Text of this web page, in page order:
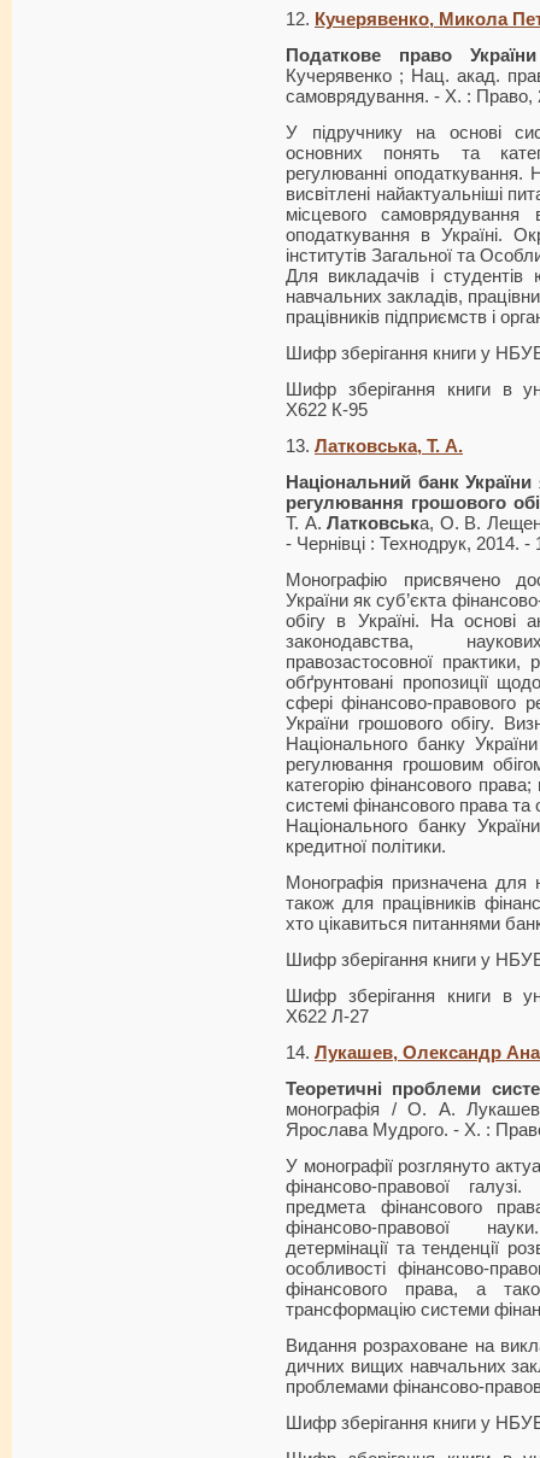
12. Кучерявенко, Микола
Податкове право України
Кучерявенко ; Нац. акад.
самоврядування. - Х. : Право,
У підручнику на основі
основних понять та
регулюванні оподаткування.
висвітлені найактуальніші
місцевого самоврядування
оподат­кування в Україні.
інститутів Загальної та
Для викладачів і
навчальних закладів,
працівників підприємств і
Шифр зберігання книги у
Шифр зберігання книги в
Х622 К-95
13. Латковська, Т. А.
Національний банк
регулювання грошового
Т. А.Латковська, О. В.
- Чернівці : Технодрук, 2014. -
Монографію присвячено
України як суб’єкта
обігу в Україні. На основі
законодавства,
правозастосовної
обґрунтовані пропозиції
сфері фінансово-правового
України грошового обігу.
Національного банку
регулювання грошовим
категорію фінансового
системі фінансового права
Національного банку
кредитної політики.
Монографія призначена для
також для працівників
хто цікавиться питаннями
Шифр зберігання книги у
Шифр зберігання книги в
Х622 Л-27
14. Лукашев, Олександр
Теоретичні проблеми
монографія / О. А.
Ярослава Мудрого. - Х. :
У монографії розглянуто
фінансово-правової
предмета фінансового
фінансово-правової
детермінації та тенденції
особливості фінансово-
фінансового права, а
трансформацію системи
Видання розраховане на
дичних вищих навчальних
про­блемами фінансово-
Шифр зберігання книги у